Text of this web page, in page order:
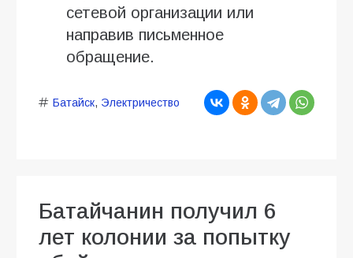
сетевой организации или
направив письменное
обращение.
Батайск, Электричество
Батайчанин получил 6
лет колонии за попытку